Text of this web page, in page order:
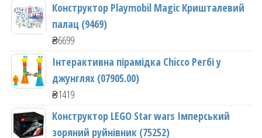
Конструктор Playmobil Magic Кришталевий
палац (9469)
₴6699
Інтерактивна пірамідка Chicco Регбі у
джунглях (07905.00)
₴1419
Конструктор LEGO Star wars Імперський
зоряний руйнівник (75252)